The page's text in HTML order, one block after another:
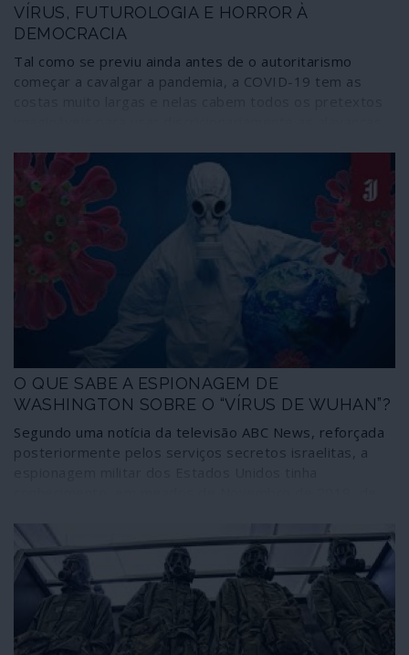
VÍRUS, FUTUROLOGIA E HORROR À
DEMOCRACIA
Tal como se previu ainda antes de o autoritarismo
começar a cavalgar a pandemia, a COVID-19 tem as
globais. Não existe nada tão sensível como a saúde, de
cada um e de todos; nada é tão manipulável como uma
sociedade reduzida ao medo, agravado através de
campanhas de pânico; poucas coisas condicionam tanto
os comportamentos humanos como a incerteza. E os
que não convivem bem com a democracia aproveitam.
O QUE SABE A ESPIONAGEM DE
WASHINGTON SOBRE O “VÍRUS DE WUHAN”?
Segundo uma notícia da televisão ABC News, reforçada
posteriormente pelos serviços secretos israelitas, a
O Pentágono continua, porém, a ser ambíguo quanto ao
conteúdo ou mesmo à existência ou não de um
documento sobre essa matéria. O episódio permite,
porém, levantar importantes perguntas: se autoridades
de Washington sabiam da “catástrofe” em meados de
Novembro porque não se prepararam a tempo para ela